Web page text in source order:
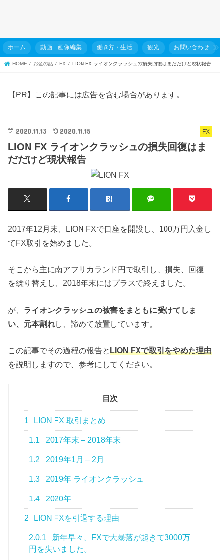
ホーム 動画・画像編集 働き方・生活 観光 お問い合わせ
HOME お金の話 FX LION FX ライオンクラッシュの損失回復はまだだけど現状報告
【PR】この記事には広告を含む場合があります。
FX
2020.11.13 2020.11.15
LION FX ライオンクラッシュの損失回復はま
だだけど現状報告
2017年12月末、LION FXで口座を開設し、100万円入金し
てFX取引を始めました。
そこから主に南アフリカランド円で取引し、損失、回復
を繰り替えし、2018年末にはプラスで終えました。
が、 ライオンクラッシュの被害をまともに受けてしま
い、元本割れし、諦めて放置しています。
この記事でその過程の報告とLION FXで取引をやめた理由
を説明しますので、参考にしてください。
目次
1 LION FX 取引まとめ
1.1 2017年末 – 2018年末
1.2 2019年1月 – 2月
1.3 2019年 ライオンクラッシュ
1.4 2020年
2 LION FXを引退する理由
2.0.1
新年早々、FXで大暴落が起きて3000万
円を失いました。